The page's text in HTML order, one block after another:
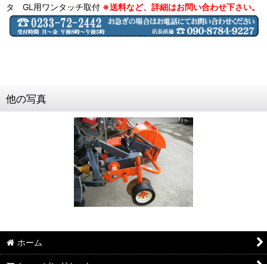
タ GL用ワンタッチ取付 ※送料など、詳細はお問い合わせ下さい。
他の写真
ホーム